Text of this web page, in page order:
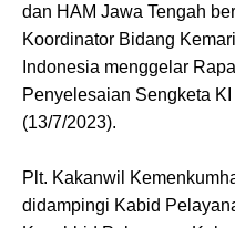
dan HAM Jawa Tengah
Koordinator Bidang
Indonesia menggelar
Penyelesaian Sengketa
(13/7/2023).
Plt. Kakanwil
didampingi Kabid